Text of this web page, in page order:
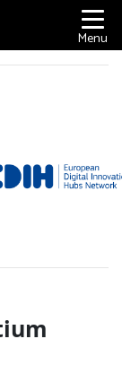
Menu